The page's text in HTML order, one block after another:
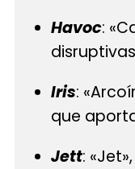
Havoc:
Iris:
que
Jett: